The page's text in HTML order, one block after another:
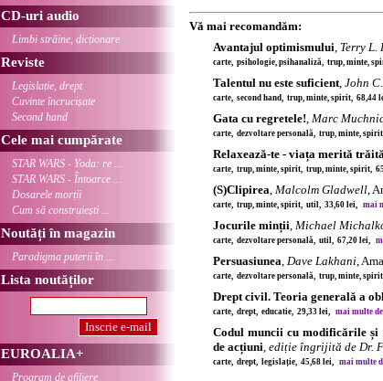
CD-uri audio
Limbi străine, dicționare
Reviste
Legislație, drept
Cuvinte încrucișate
Second hand
Cele mai cumpărate
STAR WARS - Yoda: re ...
STAR WARS - Întoarce ...
Dosarele morții
Cum să construiești ...
Noutăți în magazin
Paradigma puterii în ...
Lista noutăților
EUROALIA+
Program de afiliere
Vă mai recomandăm:
Avantajul optimismului, Terry L.
carte, psihologie, psihanaliză, trup, minte,
Talentul nu este suficient, John
carte, second hand, trup, minte, spirit, 68,44
Gata cu regretele!, Marc
carte, dezvoltare personală, trup, minte,
Relaxează-te - viața merită
carte, trup, minte, spirit, trup, minte, spirit,
(S)Clipirea, Malcolm Gladwell,
carte, trup, minte, spirit, util, 33,60 lei, mai
Jocurile minții, Michael
carte, dezvoltare personală, util, 67,20 lei,
Persuasiunea, Dave Lakhani,
carte, dezvoltare personală, trup, minte,
Drept civil. Teoria generală a
carte, drept, educatie, 29,33 lei, mai multe
Codul muncii cu modificările și
de acțiuni, ediție îngrijită de Dr.
carte, drept, legislație, 45,68 lei, mai multe